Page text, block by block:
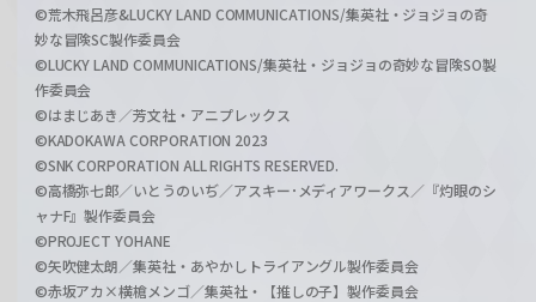
©荒木飛呂彦&LUCKY LAND COMMUNICATIONS/集英社・ジョジョの奇
妙な冒険SC製作委員会
©LUCKY LAND COMMUNICATIONS/集英社・ジョジョの奇妙な冒険SO製
作委員会
©はまじあき／芳文社・アニプレックス
©KADOKAWA CORPORATION 2023
©SNK CORPORATION ALL RIGHTS RESERVED.
©高橋弥七郎／いとうのいぢ／アスキー･メディアワークス／『灼眼のシ
ャナF』製作委員会
©PROJECT YOHANE
©矢吹健太朗／集英社・あやかしトライアングル製作委員会
©赤坂アカ×横槍メンゴ／集英社・【推しの子】製作委員会